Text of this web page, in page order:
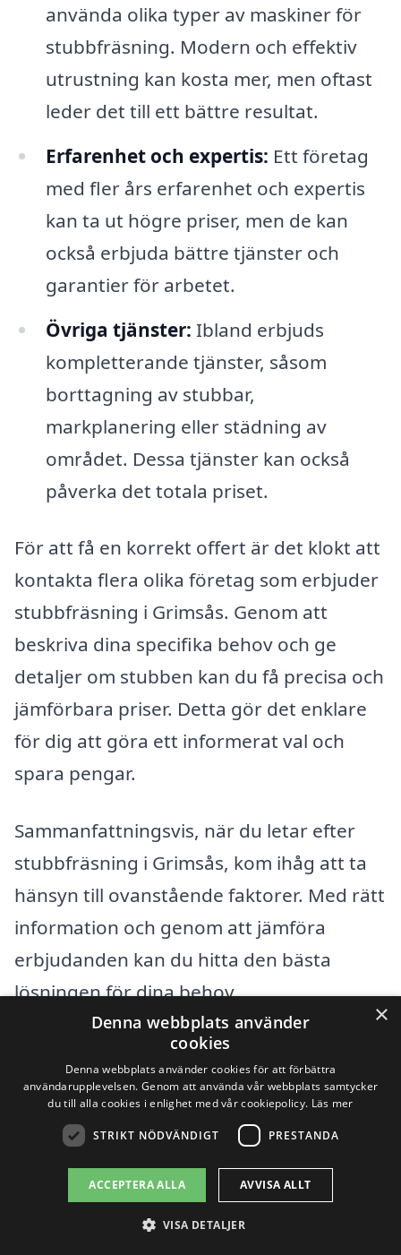
använda olika typer av maskiner för
stubbfräsning. Modern och effektiv
utrustning kan kosta mer, men oftast
leder det till ett bättre resultat.
Erfarenhet och expertis: Ett företag
med fler års erfarenhet och expertis
kan ta ut högre priser, men de kan
också erbjuda bättre tjänster och
garantier för arbetet.
Övriga tjänster: Ibland erbjuds
kompletterande tjänster, såsom
borttagning av stubbar,
markplanering eller städning av
området. Dessa tjänster kan också
påverka det totala priset.
För att få en korrekt offert är det klokt att
kontakta flera olika företag som erbjuder
stubbfräsning i Grimsås. Genom att
beskriva dina specifika behov och ge
detaljer om stubben kan du få precisa och
jämförbara priser. Detta gör det enklare
för dig att göra ett informerat val och
spara pengar.
Sammanfattningsvis, när du letar efter
stubbfräsning i Grimsås, kom ihåg att ta
hänsyn till ovanstående faktorer. Med rätt
information och genom att jämföra
erbjudanden kan du hitta den bästa
lösningen för dina behov.
Få 3 erbjudanden, gratis och utan
förpliktelser
Sök efter en
professionell för
×
Denna webbplats använder
cookies
Denna webbplats använder cookies för att förbättra
användarupplevelsen. Genom att använda vår webbplats samtycker
du till alla cookies i enlighet med vår cookiepolicy. Läs mer
STRIKT NÖDVÄNDIGT PRESTANDA
ACCEPTERA ALLA AVVISA ALLT
VISA DETALJER